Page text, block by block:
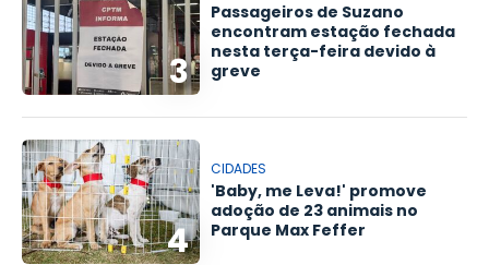
3
Passageiros de Suzano
encontram estação fechada
nesta terça-feira devido à
greve
4
CIDADES
'Baby, me Leva!' promove
adoção de 23 animais no
Parque Max Feffer